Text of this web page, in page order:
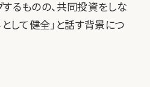
るものの、共同投資をしな
して健全」と話す背景につ